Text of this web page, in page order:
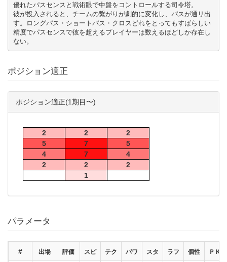
優れたパスセンスと戦術眼で中盤をコントロールする司令塔。
彼が投入されると、チームの繋がりが劇的に変化し、パスが通リ出
す。ロングパス・ショートパス・クロスどれをとってもすばらしい
精度でパスセンスで彼を超えるプレイヤーは数えるほどしか存在し
ない。
ポジション適正
ポジション適正(1期目〜)
2 2
2
5
7
5
4
7
4
2
2
2
1
パラメータ
# 出場 評価 スピ テク パワ スタ ラフ 個性 ＰＫ